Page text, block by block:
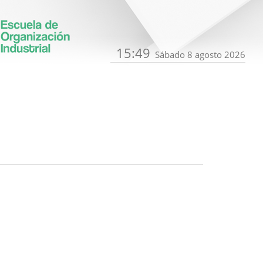
15:49 Sábado 8 agosto 2026